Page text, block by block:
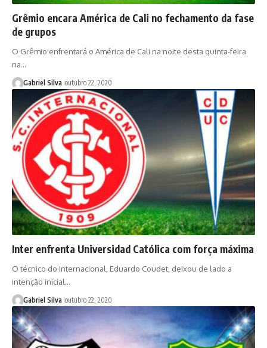
Grêmio encara América de Cali no fechamento da fase
de grupos
O Grêmio enfrentará o América de Cali na noite desta quinta-feira
na…
Gabriel Silva outubro 22, 2020
Inter enfrenta Universidad Católica com força máxima
O técnico do Internacional, Eduardo Coudet, deixou de lado a
intenção inicial…
Gabriel Silva outubro 22, 2020